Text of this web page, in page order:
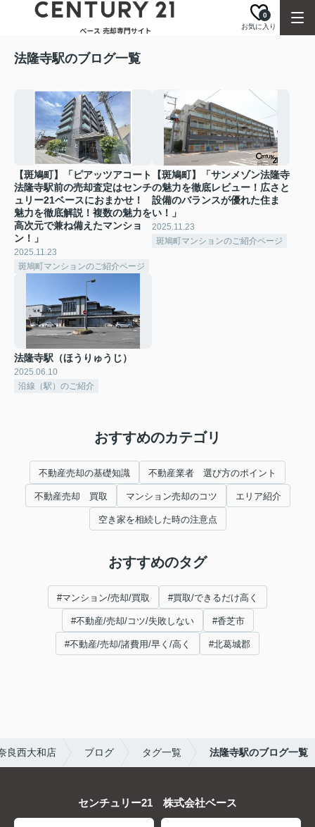
お気に入り
0
法隆寺駅のブログ一覧
【斑鳩町】「ピアッツアコート
法隆寺駅前の売却査定はセンチ
ュリー21ベースにおまかせ！
魅力を徹底解説！複数の魅力を
高次元で兼ね備えたマンショ
ン！」
2025.11.23
斑鳩町マンションのご紹介ページ
【斑鳩町】「サンメゾン法隆寺
の魅力を徹底レビュー！広さと
設備のバランスが優れた住ま
い！」
2025.11.23
斑鳩町マンションのご紹介ページ
法隆寺駅（ほうりゅうじ）
2025.06.10
沿線（駅）のご紹介
おすすめのカテゴリ
不動産売却の基礎知識 不動産業者 選び方のポイント
不動産売却 買取 マンション売却のコツ エリア紹介
空き家を相続した時の注意点
おすすめのタグ
#マンション/売却/買取 #買取/できるだけ高く
#不動産/売却/コツ/失敗しない #香芝市
#不動産/売却/諸費用/早く/高く #北葛城郡
良西大和店 ブログ タグ一覧 法隆寺駅のブログ一覧
センチュリー21 株式会社ベース